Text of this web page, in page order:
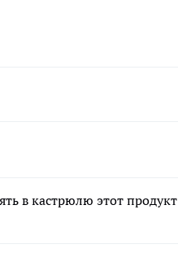
в кастрюлю этот продукт